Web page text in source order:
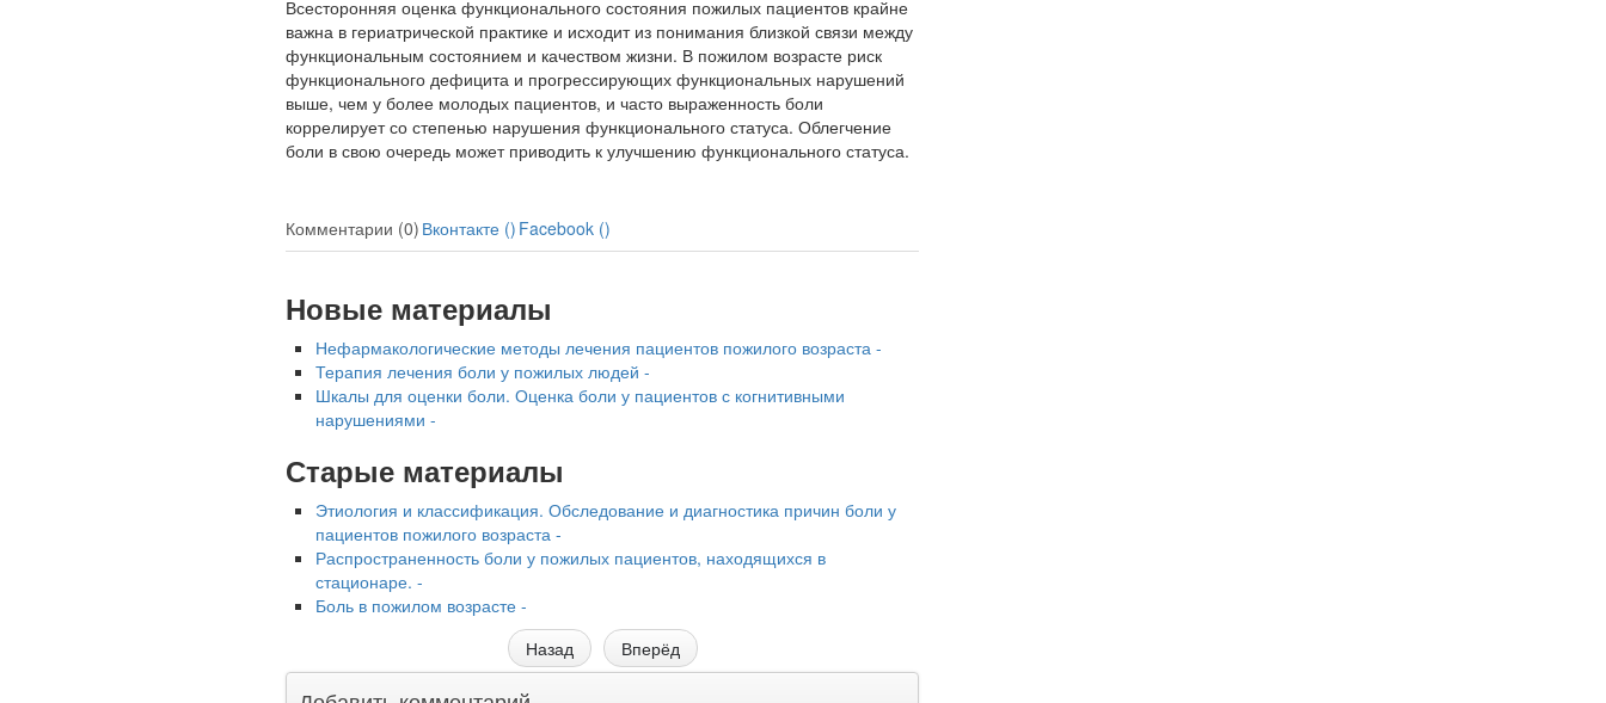
Всесторонняя оценка функционального со­стояния пожилых пациентов крайне
важна в гериатрической практике и исходит из понима­ния близкой связи между
функциональным со­стоянием и качеством жизни. В пожилом воз­расте риск
функционального дефицита и про­грессирующих функциональных нарушений
выше, чем у более молодых пациентов, и часто выраженность боли
коррелирует со степенью нарушения функционального статуса. Облег­чение
боли в свою очередь может приводить к улучшению функционального статуса.
Комментарии (0) Вконтакте () Facebook ()
Новые материалы
Нефармакологические методы лечения пациентов пожилого возраста -
Терапия лечения боли у пожилых людей -
Шкалы для оценки боли. Оценка боли у пациентов с когнитивными
нарушениями -
Старые материалы
Этиология и классификация. Обследование и диагностика причин боли у
пациентов пожилого возраста -
Распространенность боли у пожилых пациентов, находящихся в
стационаре. -
Боль в пожилом возрасте -
Назад
Вперёд